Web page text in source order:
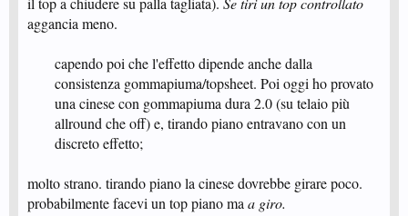
aggancia meno.
capendo poi che l'effetto dipende anche dalla
consistenza gommapiuma/topsheet. Poi oggi ho provato
una cinese con gommapiuma dura 2.0 (su telaio più
allround che off) e, tirando piano entravano con un
discreto effetto;​
molto strano. tirando piano la cinese dovrebbe girare poco.
probabilmente facevi un top piano ma a giro.